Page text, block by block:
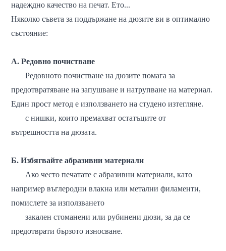
надеждно качество на печат. Ето...
Няколко съвета за поддържане на дюзите ви в оптимално
състояние:
A. Редовно почистване
Редовното почистване на дюзите помага за
предотвратяване на запушване и натрупване на материал.
Един прост метод е използването на студено изтегляне.
снишки, които премахват остатъците от
вътрешността на дюзата.
Б. Избягвайте абразивни материали
Ако често печатате с абразивни материали, като
например въглеродни влакна или метални филаменти,
помислете за използването
закаленстоманени или рубинени дюзи, за да се
предотврати бързото износване.